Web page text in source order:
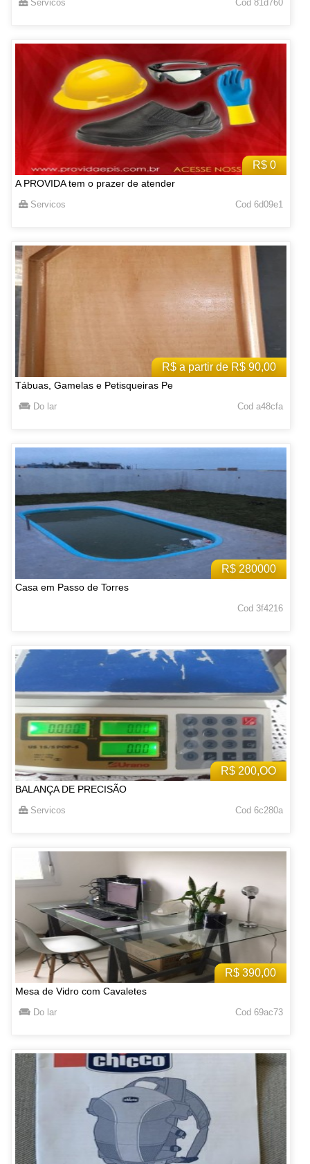
Servicos Cod 81d760
R$ 0
A PROVIDA tem o prazer de atender
Servicos Cod 6d09e1
R$ a partir de R$ 90,00
Tábuas, Gamelas e Petisqueiras Pe
Do lar Cod a48cfa
R$ 280000
Casa em Passo de Torres
Cod 3f4216
R$ 200,OO
BALANÇA DE PRECISÃO
Servicos Cod 6c280a
R$ 390,00
Mesa de Vidro com Cavaletes
Do lar Cod 69ac73